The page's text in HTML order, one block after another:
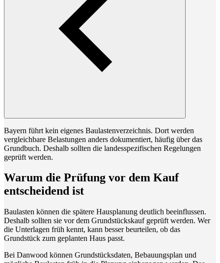
Bayern führt kein eigenes Baulastenverzeichnis. Dort werden
vergleichbare Belastungen anders dokumentiert, häufig über das
Grundbuch. Deshalb sollten die landesspezifischen Regelungen
geprüft werden.
Warum die Prüfung vor dem Kauf
entscheidend ist
Baulasten können die spätere Hausplanung deutlich beeinflussen.
Deshalb sollten sie vor dem Grundstückskauf geprüft werden. Wer
die Unterlagen früh kennt, kann besser beurteilen, ob das
Grundstück zum geplanten Haus passt.
Bei Danwood können Grundstücksdaten, Bebauungsplan und